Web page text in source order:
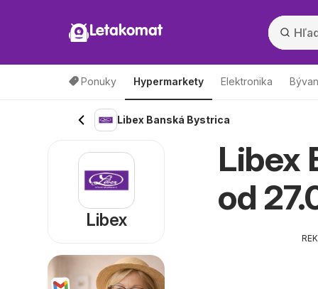
Letakomat
Ponuky Hypermarkety Elektronika
Libex Banská Bystrica
Libex
od
Libex